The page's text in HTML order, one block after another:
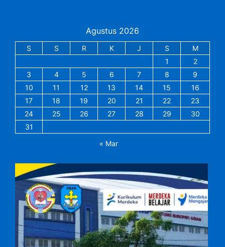
Agustus 2026
S S R K J S
M
1
2
3
4 5 6 7 8
9
10
11 12 13 14 15
16
17
18 19 20 21 22
23
24
25 26 27 28 29
30
31
« Mar